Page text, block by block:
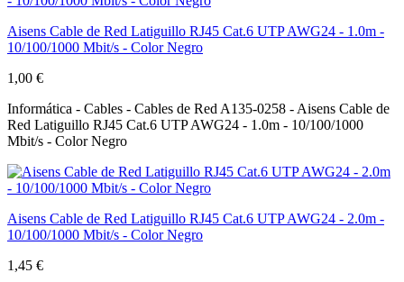
Aisens Cable de Red Latiguillo RJ45 Cat.6 UTP AWG24 - 1.0m -
10/100/1000 Mbit/s - Color Negro
1,00 €
Informática - Cables - Cables de Red A135-0258 - Aisens Cable de
Red Latiguillo RJ45 Cat.6 UTP AWG24 - 1.0m - 10/100/1000
Mbit/s - Color Negro
Aisens Cable de Red Latiguillo RJ45 Cat.6 UTP AWG24 - 2.0m -
10/100/1000 Mbit/s - Color Negro
1,45 €